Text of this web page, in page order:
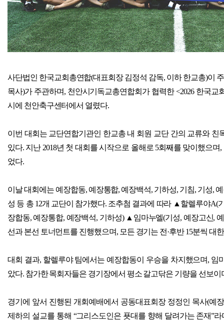
사단법인 한국교회총연합(대표회장 김정석 감독, 이하 한교총)이
목사)가 주관하며, 천안시기독교총연합회가 협력한<2026 한국교
시에 천안축구센터에서 열렸다.
이번 대회는 교단연합기관인 한교총 내 회원 교단 간의 교류와
있다. 지난 2018년 첫 대회를 시작으로 올해로 5회째를 맞이했으며,
었다.
이날 대회에는 예장합동, 예장통합, 예장백석, 기하성, 기침, 기성,
성 등 총 12개 교단이 참가했다. 조추첨 결과에 따라 ▲ 할렐루야A(
장합동, 예장통합, 예장백석, 기하성) ▲ 임마누엘(기성, 예장고신,
선과 본선 토너먼트를 진행했으며, 모든 경기는 전·후반15분씩 대
대회 결과, 할렐루야 팀에서는 예장합동이 우승을 차지했으며, 임
았다. 참가한 목회자들은 경기장에서 평소 갈고닦은 기량을 선보이
경기에 앞서 진행된 개회예배에서 공동대표회장 정정인 목사(예
제하의 설교를 통해 “그리스도인은 푯대를 향해 달려가는 존재”라